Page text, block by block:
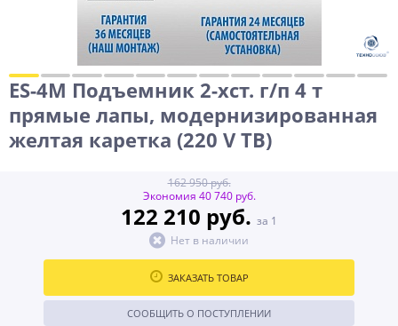
ES-4M Подъемник 2-хст. г/п 4 т
прямые лапы, модернизированная
желтая каретка (220 V ТВ)
162 950 руб.
Экономия 40 740 руб.
122 210 руб. за 1
Нет в наличии
ЗАКАЗАТЬ ТОВАР
СООБЩИТЬ О ПОСТУПЛЕНИИ